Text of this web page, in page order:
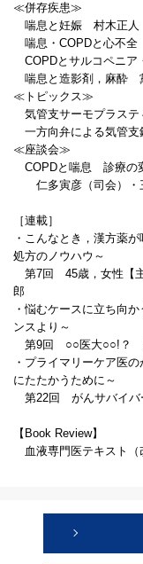
≪併存疾患≫
喘息と妊娠 村木正人
喘息・COPDと心不
COPDとサルコペニ
喘息と造影剤，麻酔
≪トピックス≫
気管支サーモプラス
一方向弁による気管
≪座談会≫
COPDと喘息 診療の
仁多寅彦（司会）・
［連載］
・こんなとき，漢方薬
処方のノウハウ～
第7回 45歳，女性【
郎
・悩むケースに立ち向
ンスより～
第9回 ○○医大○○!？
・プライマリーケア医
にたたかうために～
第22回 がんサバイバ
【Book Review】
血液専門医テキスト